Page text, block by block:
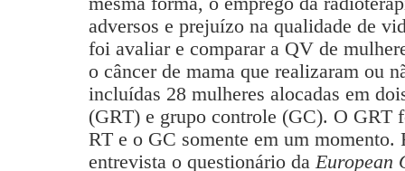
adversos e prejuízo na qualidade de
foi avaliar e comparar a QV de
o câncer de mama que realizaram ou
incluídas 28 mulheres alocadas em
(GRT) e grupo controle (GC). O GRT
RT e o GC somente em um momento.
entrevista o questionário daEuropean